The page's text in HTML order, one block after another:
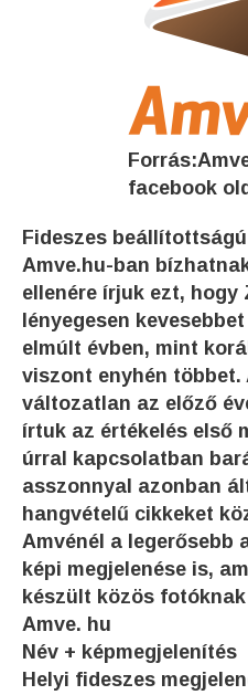
Forrás
facebook
Fideszes
Amve.hu-ban
ellenére írjuk ezt, hogy
lényegesen
elmúlt évben, mint
viszont enyhén többet.
változatlan az előző
írtuk az értékelés első
úrral kapcsolatban
asszonnyal azonban
hangvételű cikkeket
Amvénél a legerősebb
képi megjelenése is,
készült közös
Amve. hu
Név + képmegjelenítés
Helyi fideszes